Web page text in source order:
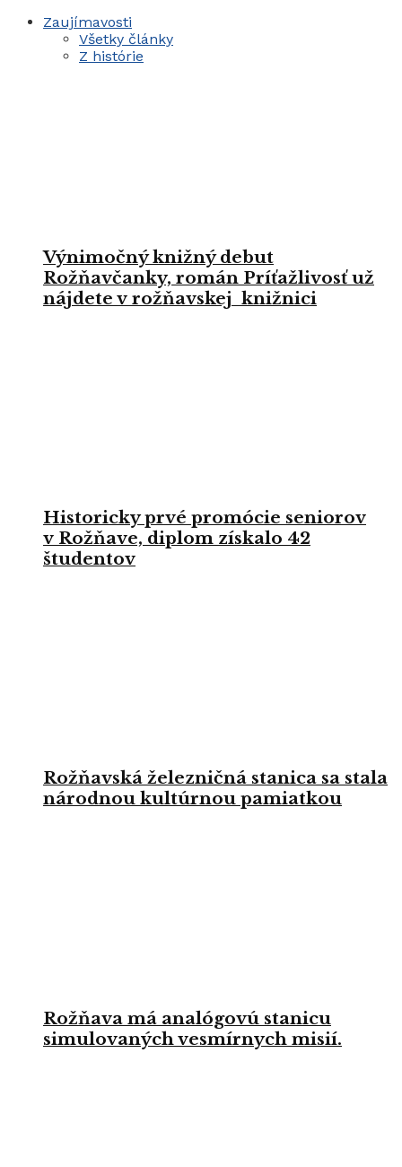
Zaujímavosti
Všetky články
Z histórie
Výnimočný knižný debut
Rožňavčanky, román Príťažlivosť už
nájdete v rožňavskej knižnici
Historicky prvé promócie seniorov
v Rožňave, diplom získalo 42
študentov
Rožňavská železničná stanica sa stala
národnou kultúrnou pamiatkou
Rožňava má analógovú stanicu
simulovaných vesmírnych misií.